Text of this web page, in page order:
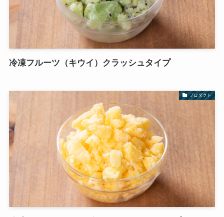
冷凍フルーツ（キウイ）クラッシュタイプ
プロダクト